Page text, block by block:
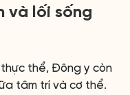
và lối sống
thể, Đông y còn
tâm trí và cơ thể.